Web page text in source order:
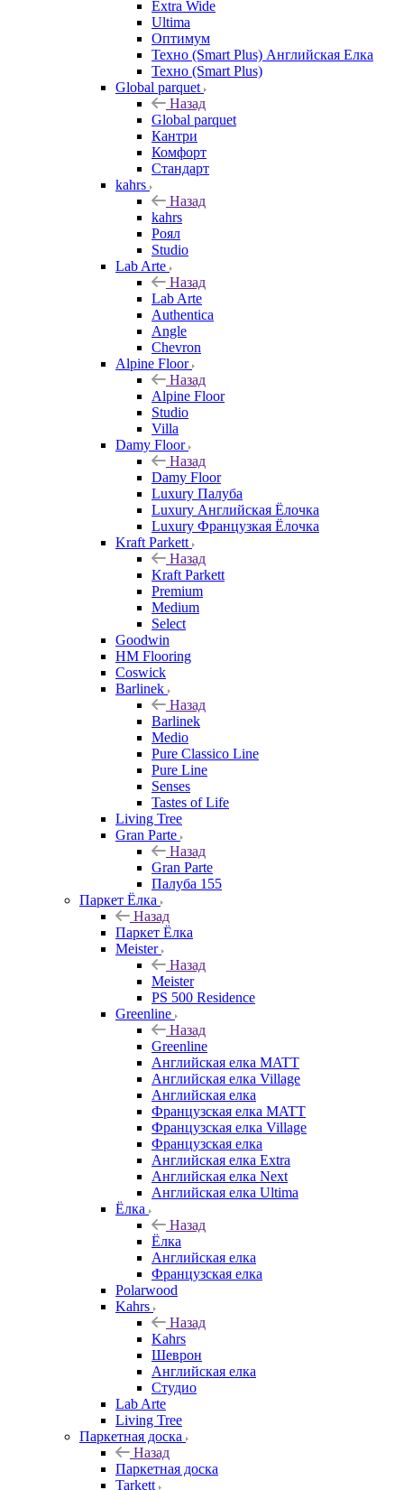
Extra Wide
Ultima
Оптимум
Техно (Smart Plus) Английская Елка
Техно (Smart Plus)
Global parquet
Назад
Global parquet
Кантри
Комфорт
Стандарт
kahrs
Назад
kahrs
Роял
Studio
Lab Arte
Назад
Lab Arte
Authentica
Angle
Chevron
Alpine Floor
Назад
Alpine Floor
Studio
Villa
Damy Floor
Назад
Damy Floor
Luxury Палуба
Luxury Английская Ёлочка
Luxury Французкая Ёлочка
Kraft Parkett
Назад
Kraft Parkett
Premium
Medium
Select
Goodwin
HM Flooring
Coswick
Barlinek
Назад
Barlinek
Medio
Pure Classico Line
Pure Line
Senses
Tastes of Life
Living Tree
Gran Parte
Назад
Gran Parte
Палуба 155
Паркет Ёлка
Назад
Паркет Ёлка
Meister
Назад
Meister
PS 500 Residence
Greenline
Назад
Greenline
Английская елка MATT
Английская елка Village
Английская елка
Французская елка MATT
Французская елка Village
Французская елка
Английская елка Extra
Английская елка Next
Английская елка Ultima
Ёлка
Назад
Ёлка
Английская елка
Французская елка
Polarwood
Kahrs
Назад
Kahrs
Шеврон
Английская елка
Студио
Lab Arte
Living Tree
Паркетная доска
Назад
Паркетная доска
Tarkett